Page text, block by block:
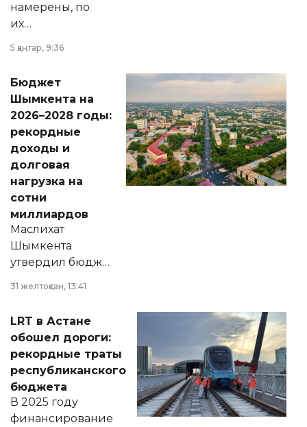
намерены, по
их
принести
народу
Венесуэлы.
5 қаңтар, 9:36
Бюджет
Шымкента на
2026–2028 годы:
рекордные
доходы и
долговая
нагрузка на
сотни
миллиардов
Маслихат
Шымкента
утвердил бюджет
2028 годы.
документ
появился в базе
нормативных
правовых актов и
на сайте маслихат
города.
31 желтоқсан, 13:41
LRT в Астане
обошел дороги:
рекордные траты
республиканского
бюджета
В 2025 году
финансирование